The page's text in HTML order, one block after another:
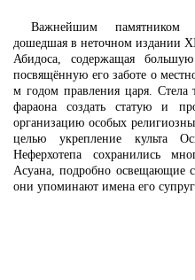
Важнейшим памятником
дошедшая в неточном издании
Абидоса, содержащая
посвящённую его заботе о
м годом правления царя. Стела
фараона создать статую и
организацию особых
целью укрепление культа
Неферхотепа сохранились
Асуана, подробно освещающие
они упоминают имена его